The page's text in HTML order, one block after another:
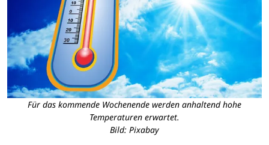
Für das kommende Wochenende werden anhaltend hohe
Temperaturen erwartet.
Bild: Pixabay